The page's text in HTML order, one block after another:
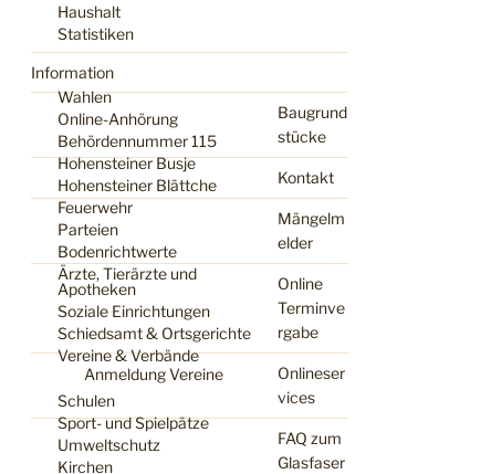
Haushalt
Statistiken
Information
Wahlen
Online-Anhörung
Behördennummer 115
Hohensteiner Busje
Hohensteiner Blättche
Feuerwehr
Parteien
Bodenrichtwerte
Ärzte, Tierärzte und
Apotheken
Soziale Einrichtungen
Schiedsamt & Ortsgerichte
Vereine & Verbände
Anmeldung Vereine
Schulen
Sport- und Spielpätze
Umweltschutz
Kirchen
Baugrund
stücke
Kontakt
Mängelm
elder
Online
Terminve
rgabe
Onlineser
vices
FAQ zum
Glasfaser